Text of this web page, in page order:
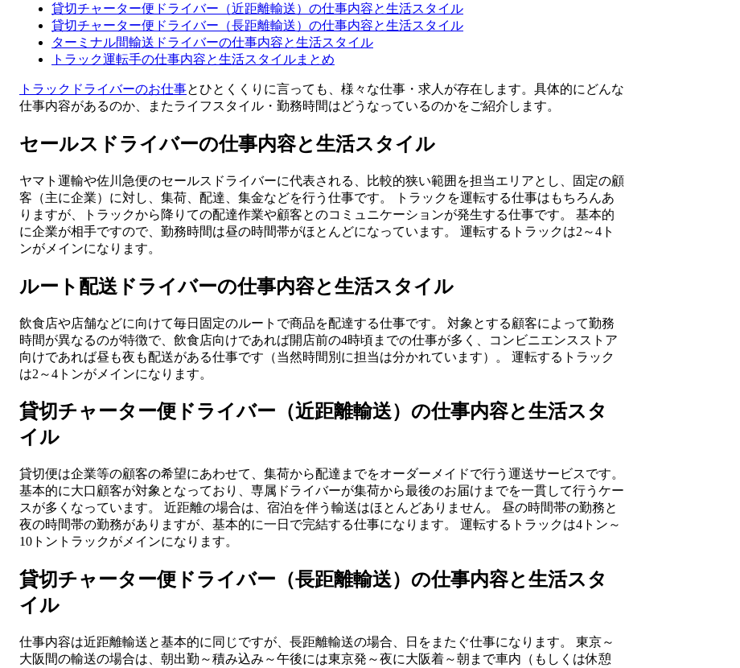
貸切チャーター便ドライバー（近距離輸送）の仕事内容と生活スタイル
貸切チャーター便ドライバー（長距離輸送）の仕事内容と生活スタイル
ターミナル間輸送ドライバーの仕事内容と生活スタイル
トラック運転手の仕事内容と生活スタイルまとめ
トラックドライバーのお仕事とひとくくりに言っても、様々な仕事・求人が存在します。具体的にどんな
仕事内容があるのか、またライフスタイル・勤務時間はどうなっているのかをご紹介します。
セールスドライバーの仕事内容と生活スタイル
ヤマト運輸や佐川急便のセールスドライバーに代表される、比較的狭い範囲を担当エリアとし、固定の顧
客（主に企業）に対し、集荷、配達、集金などを行う仕事です。 トラックを運転する仕事はもちろんあ
りますが、トラックから降りての配達作業や顧客とのコミュニケーションが発生する仕事です。 基本的
に企業が相手ですので、勤務時間は昼の時間帯がほとんどになっています。 運転するトラックは2～4ト
ンがメインになります。
ルート配送ドライバーの仕事内容と生活スタイル
飲食店や店舗などに向けて毎日固定のルートで商品を配達する仕事です。 対象とする顧客によって勤務
時間が異なるのが特徴で、飲食店向けであれば開店前の4時頃までの仕事が多く、コンビニエンスストア
向けであれば昼も夜も配送がある仕事です（当然時間別に担当は分かれています）。 運転するトラック
は2～4トンがメインになります。
貸切チャーター便ドライバー（近距離輸送）の仕事内容と生活スタ
イル
貸切便は企業等の顧客の希望にあわせて、集荷から配達までをオーダーメイドで行う運送サービスです。
基本的に大口顧客が対象となっており、専属ドライバーが集荷から最後のお届けまでを一貫して行うケー
スが多くなっています。 近距離の場合は、宿泊を伴う輸送はほとんどありません。 昼の時間帯の勤務と
夜の時間帯の勤務がありますが、基本的に一日で完結する仕事になります。 運転するトラックは4トン～
10トントラックがメインになります。
貸切チャーター便ドライバー（長距離輸送）の仕事内容と生活スタ
イル
仕事内容は近距離輸送と基本的に同じですが、長距離輸送の場合、日をまたぐ仕事になります。 東京～
大阪間の輸送の場合は、朝出勤～積み込み～午後には東京発～夜に大阪着～朝まで車内（もしくは休憩